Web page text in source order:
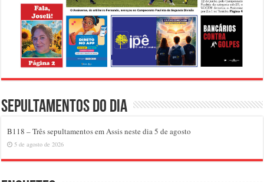
Sepultamentos do dia
B118 – Três sepultamentos em Assis neste dia 5 de agosto
5 de agosto de 2026